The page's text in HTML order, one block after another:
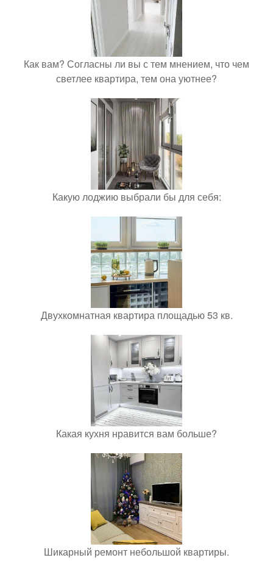
Как вам? Согласны ли вы с тем мнением, что чем
светлее квартира, тем она уютнее?
Какую лоджию выбрали бы для себя:
Двухкомнатная квартира площадью 53 кв.
Какая кухня нравится вам больше?
Шикарный ремонт небольшой квартиры.